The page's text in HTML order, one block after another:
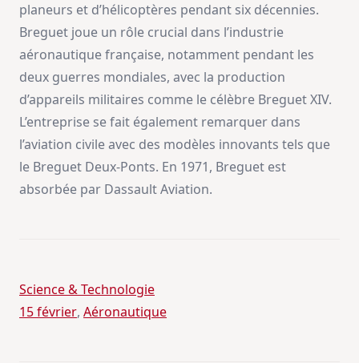
planeurs et d’hélicoptères pendant six décennies.
Breguet joue un rôle crucial dans l’industrie
aéronautique française, notamment pendant les
deux guerres mondiales, avec la production
d’appareils militaires comme le célèbre Breguet XIV.
L’entreprise se fait également remarquer dans
l’aviation civile avec des modèles innovants tels que
le Breguet Deux-Ponts. En 1971, Breguet est
absorbée par Dassault Aviation.
Science & Technologie
15 février, Aéronautique